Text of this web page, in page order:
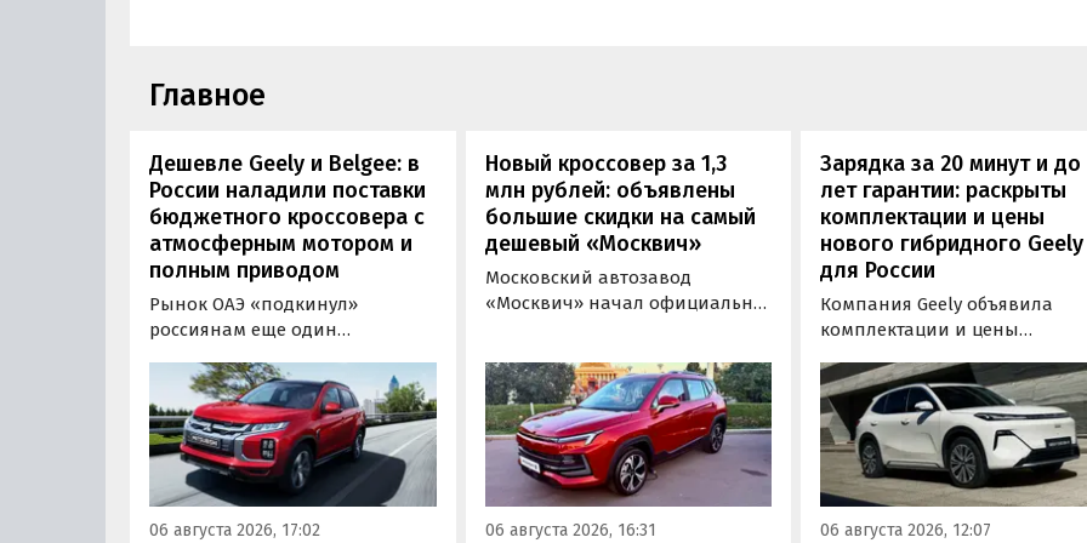
Главное
Дешевле Geely и Belgee: в
России наладили поставки
бюджетного кроссовера с
атмосферным мотором и
полным приводом
Рынок ОАЭ «подкинул»
россиянам еще один
продавался в России
официально. Речь о Mitsubishi
ASX: у дилеров в Эмиратах он
стоит примерно от 1 600 000
рублей по текущему курсу, а у
нас с учетом всех расходов
цены на него стартуют от 2 251
06 августа 2026, 17:02
Новый кроссовер за 1,3
млн рублей: объявлены
большие скидки на самый
дешевый «Москвич»
Московский автозавод
«Москвич» начал официально
прямой выгодой в размере 360
тыс. рублей. Получить такую
скидку можно при покупке
нового автомобиля 2025 или
2026 года выпуска в период с 4
по 31 августа, сообщили в
пресс-службе компании.
06 августа 2026, 16:31
Зарядка за 20 минут и до
лет гарантии: раскрыты
комплектации и цены
нового гибридного Geely
для России
Компания Geely объявила
комплектации и цены
новой версии EM-R с
установкой
типа. Автомобиль оснащен
инновационной системой
названием Electric Motor
Extended Range (EM-R) и
заряжаться от 30 до 80% всего
06 августа 2026, 12:07